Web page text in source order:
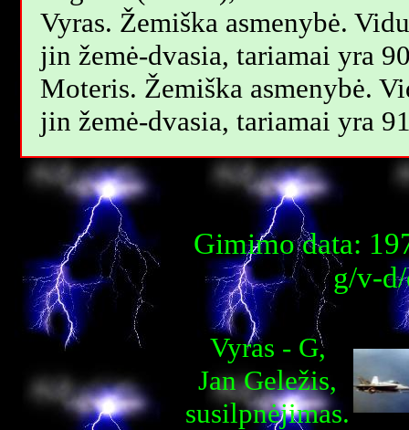
Vyras. Žemiška asmenybė.
jin žemė-dvasia, tariamai yra
Moteris. Žemiška asmenybė.
jin žemė-dvasia, tariamai yra
Gimimo data:
g/v-
Vyras - G,
Jan Geležis,
susilpnėjimas.